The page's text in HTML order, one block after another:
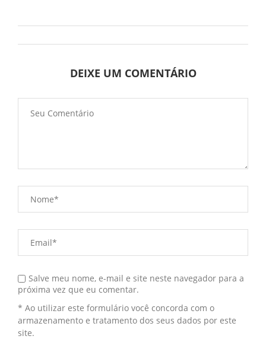
DEIXE UM COMENTÁRIO
Salve meu nome, e-mail e site neste navegador para a
próxima vez que eu comentar.
* Ao utilizar este formulário você concorda com o
armazenamento e tratamento dos seus dados por este
site.